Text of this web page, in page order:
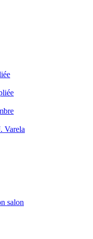
Varela
salon